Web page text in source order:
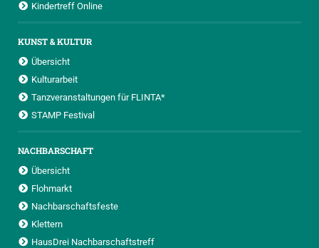
Kindertreff Online
KUNST & KULTUR
Übersicht
Kulturarbeit
Tanzveranstaltungen für FLINTA*
STAMP Festival
NACHBARSCHAFT
Übersicht
Flohmarkt
Nachbarschaftsfeste
Klettern
HausDrei Nachbarschaftstreff